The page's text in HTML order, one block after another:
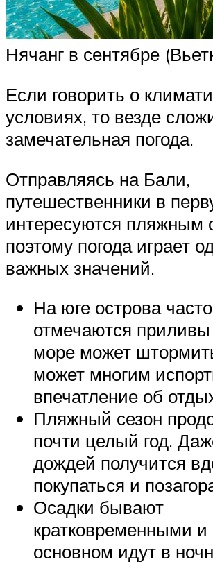
Нячанг в сентябре
Если говорить о
условиях, то везде
замечательная погода.
Отправляясь на Бали,
путешественники в
интересуются пляжным
поэтому погода играет
важных значений.
На юге острова часто
отмечаются
море может
может многим
впечатление об
Пляжный сезон
почти целый год.
дождей получится
покупаться и
Осадки бывают
кратковременными и
основном идут в